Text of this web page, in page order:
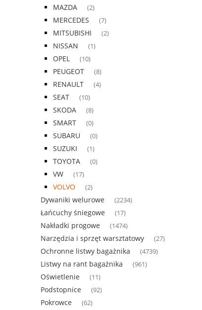
MAZDA (2)
MERCEDES (7)
MITSUBISHI (2)
NISSAN (1)
OPEL (10)
PEUGEOT (8)
RENAULT (4)
SEAT (10)
SKODA (8)
SMART (0)
SUBARU (0)
SUZUKI (1)
TOYOTA (0)
VW (17)
VOLVO (2)
Dywaniki welurowe (2234)
Łańcuchy śniegowe (17)
Nakładki progowe (1474)
Narzędzia i sprzęt warsztatowy (27)
Ochronne listwy bagażnika (4739)
Listwy na rant bagażnika (961)
Oświetlenie (11)
Podstopnice (92)
Pokrowce (62)